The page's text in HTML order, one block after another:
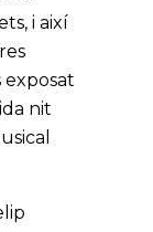
i així
nit